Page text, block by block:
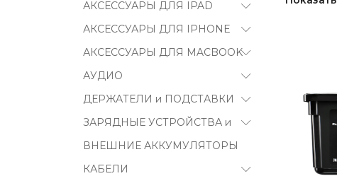
АКСЕССУАРЫ ДЛЯ IPAD
АКСЕССУАРЫ ДЛЯ IPHONE
АКСЕССУАРЫ ДЛЯ MACBOOK
АУДИО
ДЕРЖАТЕЛИ и ПОДСТАВКИ
ЗАРЯДНЫЕ УСТРОЙСТВА и
ВНЕШНИЕ АККУМУЛЯТОРЫ
КАБЕЛИ